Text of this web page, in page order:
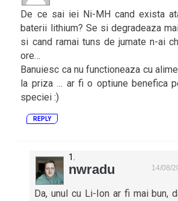
De ce sai iei Ni-MH cand exista
baterii lithium? Se si degradeaza
si cand ramai tuns de jumate n-ai
ore…
Banuiesc ca nu functioneaza cu
la priza … ar fi o optiune benefica
speciei :)
REPLY
nwradu 14/08/
Da, unul cu Li-Ion ar fi mai bun,